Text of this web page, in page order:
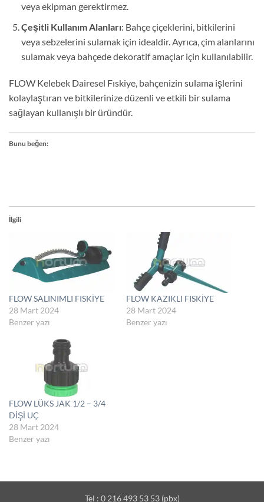
veya ekipman gerektirmez.
Çeşitli Kullanım Alanları: Bahçe çiçeklerini, bitkilerini
veya sebzelerini sulamak için idealdir. Ayrıca, çim alanlarını
sulamak veya bahçede dekoratif amaçlar için kullanılabilir.
FLOW Kelebek Dairesel Fıskiye, bahçenizin sulama işlerini
kolaylaştıran ve bitkilerinize düzenli ve etkili bir sulama
sağlayan kullanışlı bir üründür.
Bunu beğen:
İlgili
FLOW SALINIMLI FISKİYE
28 Mart 2024
Benzer yazı
FLOW KAZIKLI FISKİYE
28 Mart 2024
Benzer yazı
FLOW LÜKS JAK 1/2 – 3/4
DİŞİ UÇ
28 Mart 2024
Benzer yazı
Tel : 0 216 493 53 53 (pbx)